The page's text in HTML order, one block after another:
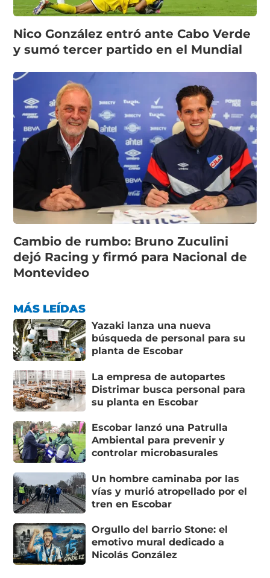
Nico González entró ante Cabo Verde
y sumó tercer partido en el Mundial
Cambio de rumbo: Bruno Zuculini
dejó Racing y firmó para Nacional de
Montevideo
MÁS LEÍDAS
Yazaki lanza una nueva
búsqueda de personal para su
planta de Escobar
La empresa de autopartes
Distrimar busca personal para
su planta en Escobar
Escobar lanzó una Patrulla
Ambiental para prevenir y
controlar microbasurales
Un hombre caminaba por las
vías y murió atropellado por el
tren en Escobar
Orgullo del barrio Stone: el
emotivo mural dedicado a
Nicolás González